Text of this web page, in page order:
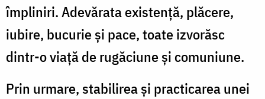
împliniri. Adevărata existență, plăcere,
iubire, bucurie și pace, toate izvorăsc
dintr-o viață de rugăciune și comuniune.
Prin urmare, stabilirea și practicarea unei